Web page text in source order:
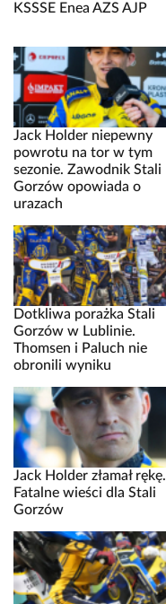
KSSSE Enea AZS AJP
Jack Holder niepewny
powrotu na tor w tym
sezonie. Zawodnik Stali
Gorzów opowiada o
urazach
Dotkliwa porażka Stali
Gorzów w Lublinie.
Thomsen i Paluch nie
obronili wyniku
Jack Holder złamał rękę.
Fatalne wieści dla Stali
Gorzów